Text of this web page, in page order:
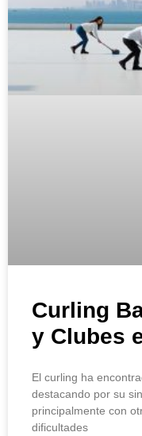
Curling
y Clubes
El curling ha
destacando por su
principalmente con
dificultades